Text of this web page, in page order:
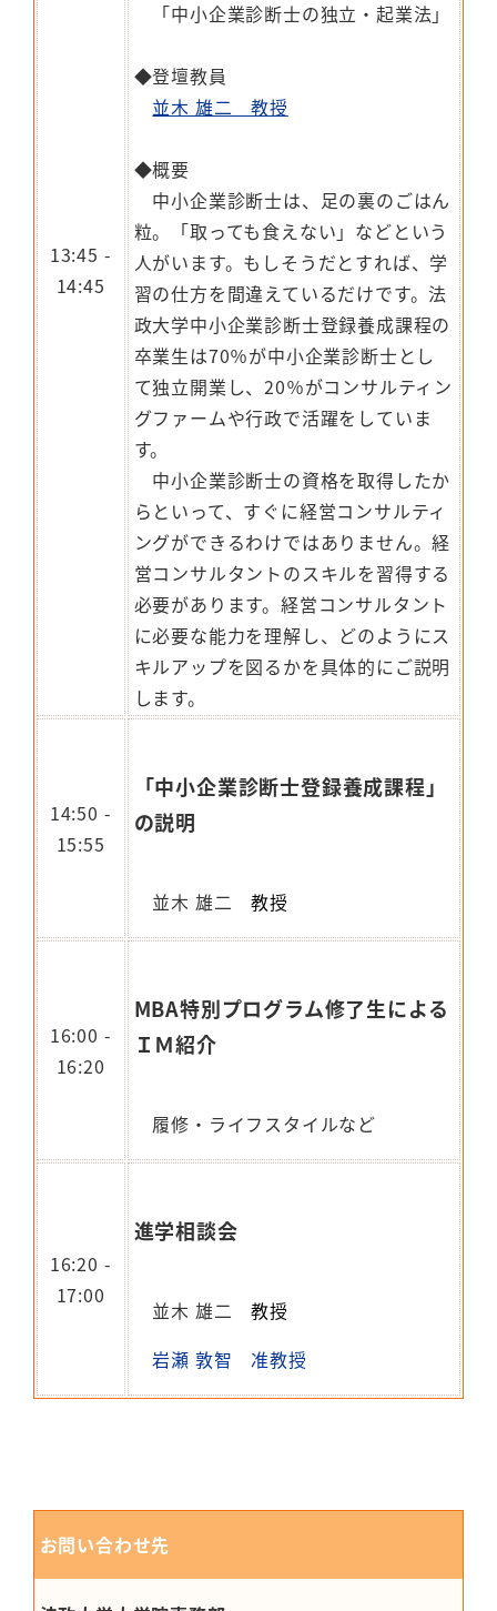
13:45 -
14:45
「中小企業診断士の独立・起業法」
◆登壇教員
並木 雄二 教授
◆概要
中小企業診断士は、足の裏のごはん
粒。「取っても食えない」などという
人がいます。もしそうだとすれば、学
習の仕方を間違えているだけです。法
政大学中小企業診断士登録養成課程の
卒業生は70％が中小企業診断士とし
て独立開業し、20％がコンサルティン
グファームや行政で活躍をしていま
す。
中小企業診断士の資格を取得したか
らといって、すぐに経営コンサルティ
ングができるわけではありません。経
営コンサルタントのスキルを習得する
必要があります。経営コンサルタント
に必要な能力を理解し、どのようにス
キルアップを図るかを具体的にご説明
します。
14:50 -
15:55
「中小企業診断士登録養成課程」
の説明
並木 雄二 教授
16:00 -
16:20
MBA特別プログラム修了生による
ＩＭ紹介
履修・ライフスタイルなど
16:20 -
17:00
進学相談会
並木 雄二 教授
岩瀬 敦智 准教授
お問い合わせ先